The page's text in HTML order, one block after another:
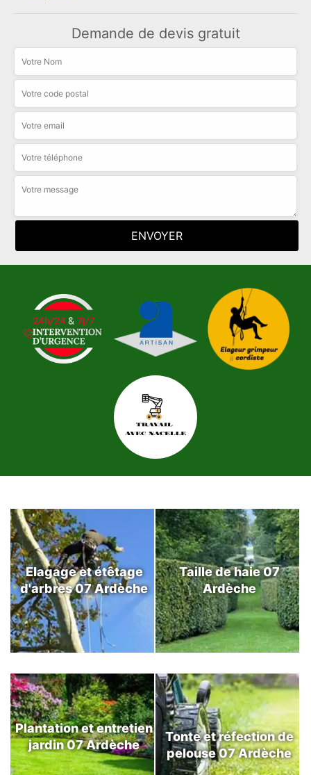
Demande de devis gratuit
Elagage et étêtage
d'arbres 07 Ardèche
Taille de haie 07
Ardèche
Plantation et entretien
jardin 07 Ardèche
Tonte et réfection de
pelouse 07 Ardèche